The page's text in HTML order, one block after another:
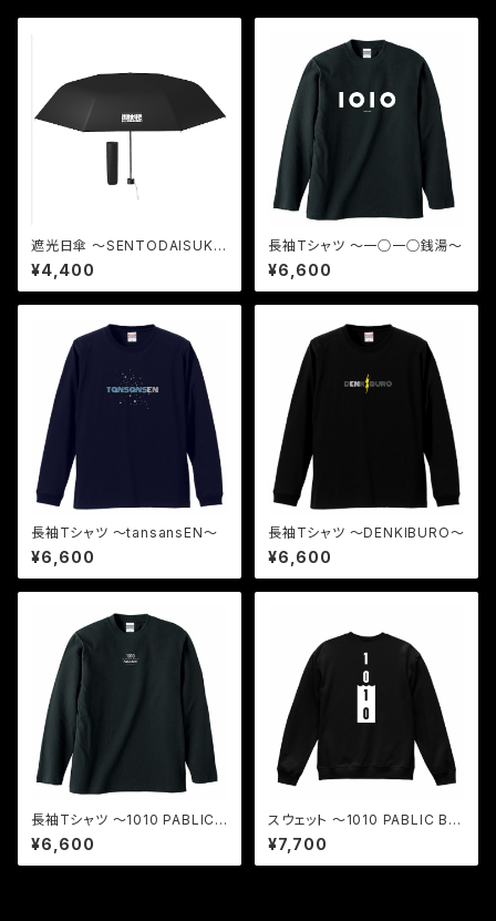
遮光日傘 〜SENTODAISUK
I〜
¥4,400
長袖Tシャツ 〜一○一○銭湯〜
¥6,600
長袖Tシャツ 〜tansansEN〜
¥6,600
長袖Tシャツ 〜DENKIBURO〜
¥6,600
長袖Tシャツ 〜1010 PABLIC
BATH〜
¥6,600
スウェット 〜1010 PABLIC BA
TH〜
¥7,700